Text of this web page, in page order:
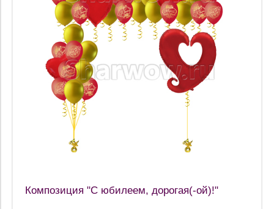
Композиция "С юбилеем, дорогая(-ой)!"